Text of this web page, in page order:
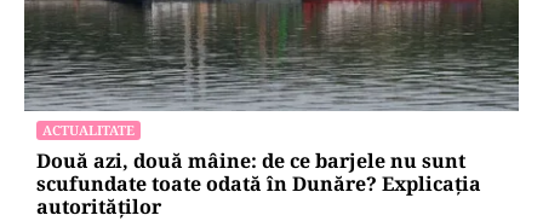
ACTUALITATE
Două azi, două mâine: de ce barjele nu sunt
scufundate toate odată în Dunăre? Explicația
autorităților